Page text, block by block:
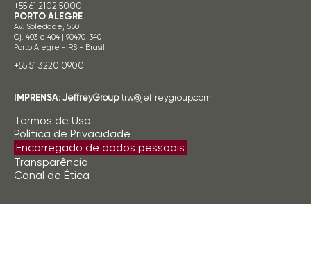
+55 61 2102.5000
PORTO ALEGRE
Av. Soledade, 550
Cj. 403 e 404 | 90470-340
Porto Alegre - RS - Brasil
+55 51 3220.0900
IMPRENSA: JeffreyGroup trw@jeffreygroup.com
Termos de Uso
Política de Privacidade
Encarregado de dados pessoais
Transparência
Canal de Ética